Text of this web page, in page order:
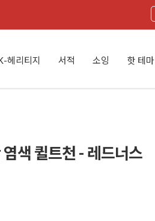
헤리티지 서적 소잉 핫 테마
색 퀼트천 - 레드너스